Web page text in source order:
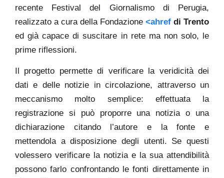
recente Festival del Giornalismo di Perugia,
realizzato a cura della Fondazione <ahref di Trento
ed già capace di suscitare in rete ma non solo, le
prime riflessioni.
Il progetto permette di verificare la veridicità dei
dati e delle notizie in circolazione, attraverso un
meccanismo molto semplice: effettuata la
registrazione si può proporre una notizia o una
dichiarazione citando l’autore e la fonte e
mettendola a disposizione degli utenti. Se questi
volessero verificare la notizia e la sua attendibilità
possono farlo confrontando le fonti direttamente in